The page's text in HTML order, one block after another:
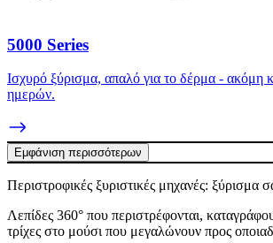
5000 Series
Ισχυρό ξύρισμα, απαλό για το δέρμα - ακόμη
ημερών.
Εμφάνιση περισσότερων
Περιστροφικές ξυριστικές μηχανές: ξύρισμα
Λεπίδες 360° που περιστρέφονται,
τρίχες στο μούσι που μεγαλώνουν προς